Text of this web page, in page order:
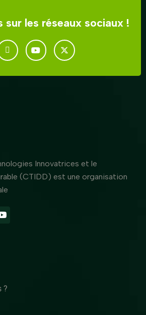
sur les réseaux sociaux !
Innovatrices et le
(CTIDD) est une organisation
?